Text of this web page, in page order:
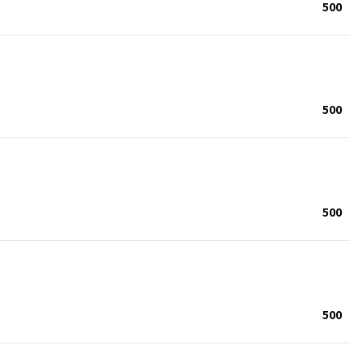
500
500
500
500